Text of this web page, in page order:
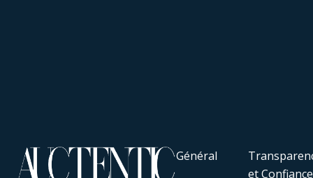
Général
et Confiance